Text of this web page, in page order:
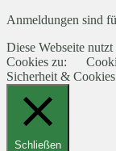
Anmeldungen sind
Diese Webseite
Cookies zu:
Sicherheit & Cookies
Schließen